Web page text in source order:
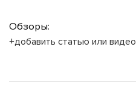
Обзоры:
+добавить статью или видео